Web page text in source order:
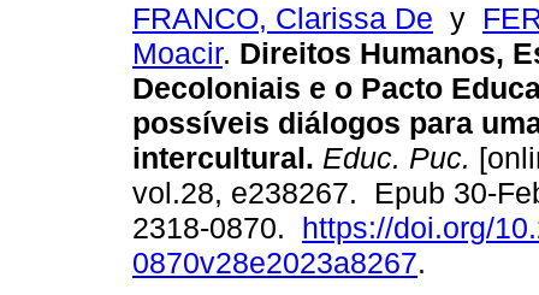
FRANCO, Clarissa De y
Moacir. Direitos Humanos,
Decoloniais e o Pacto
possíveis diálogos para
intercultural. Educ. Puc.
vol.28, e238267. Epub 30-
2318-0870. https://doi.org/
0870v28e2023a8267.